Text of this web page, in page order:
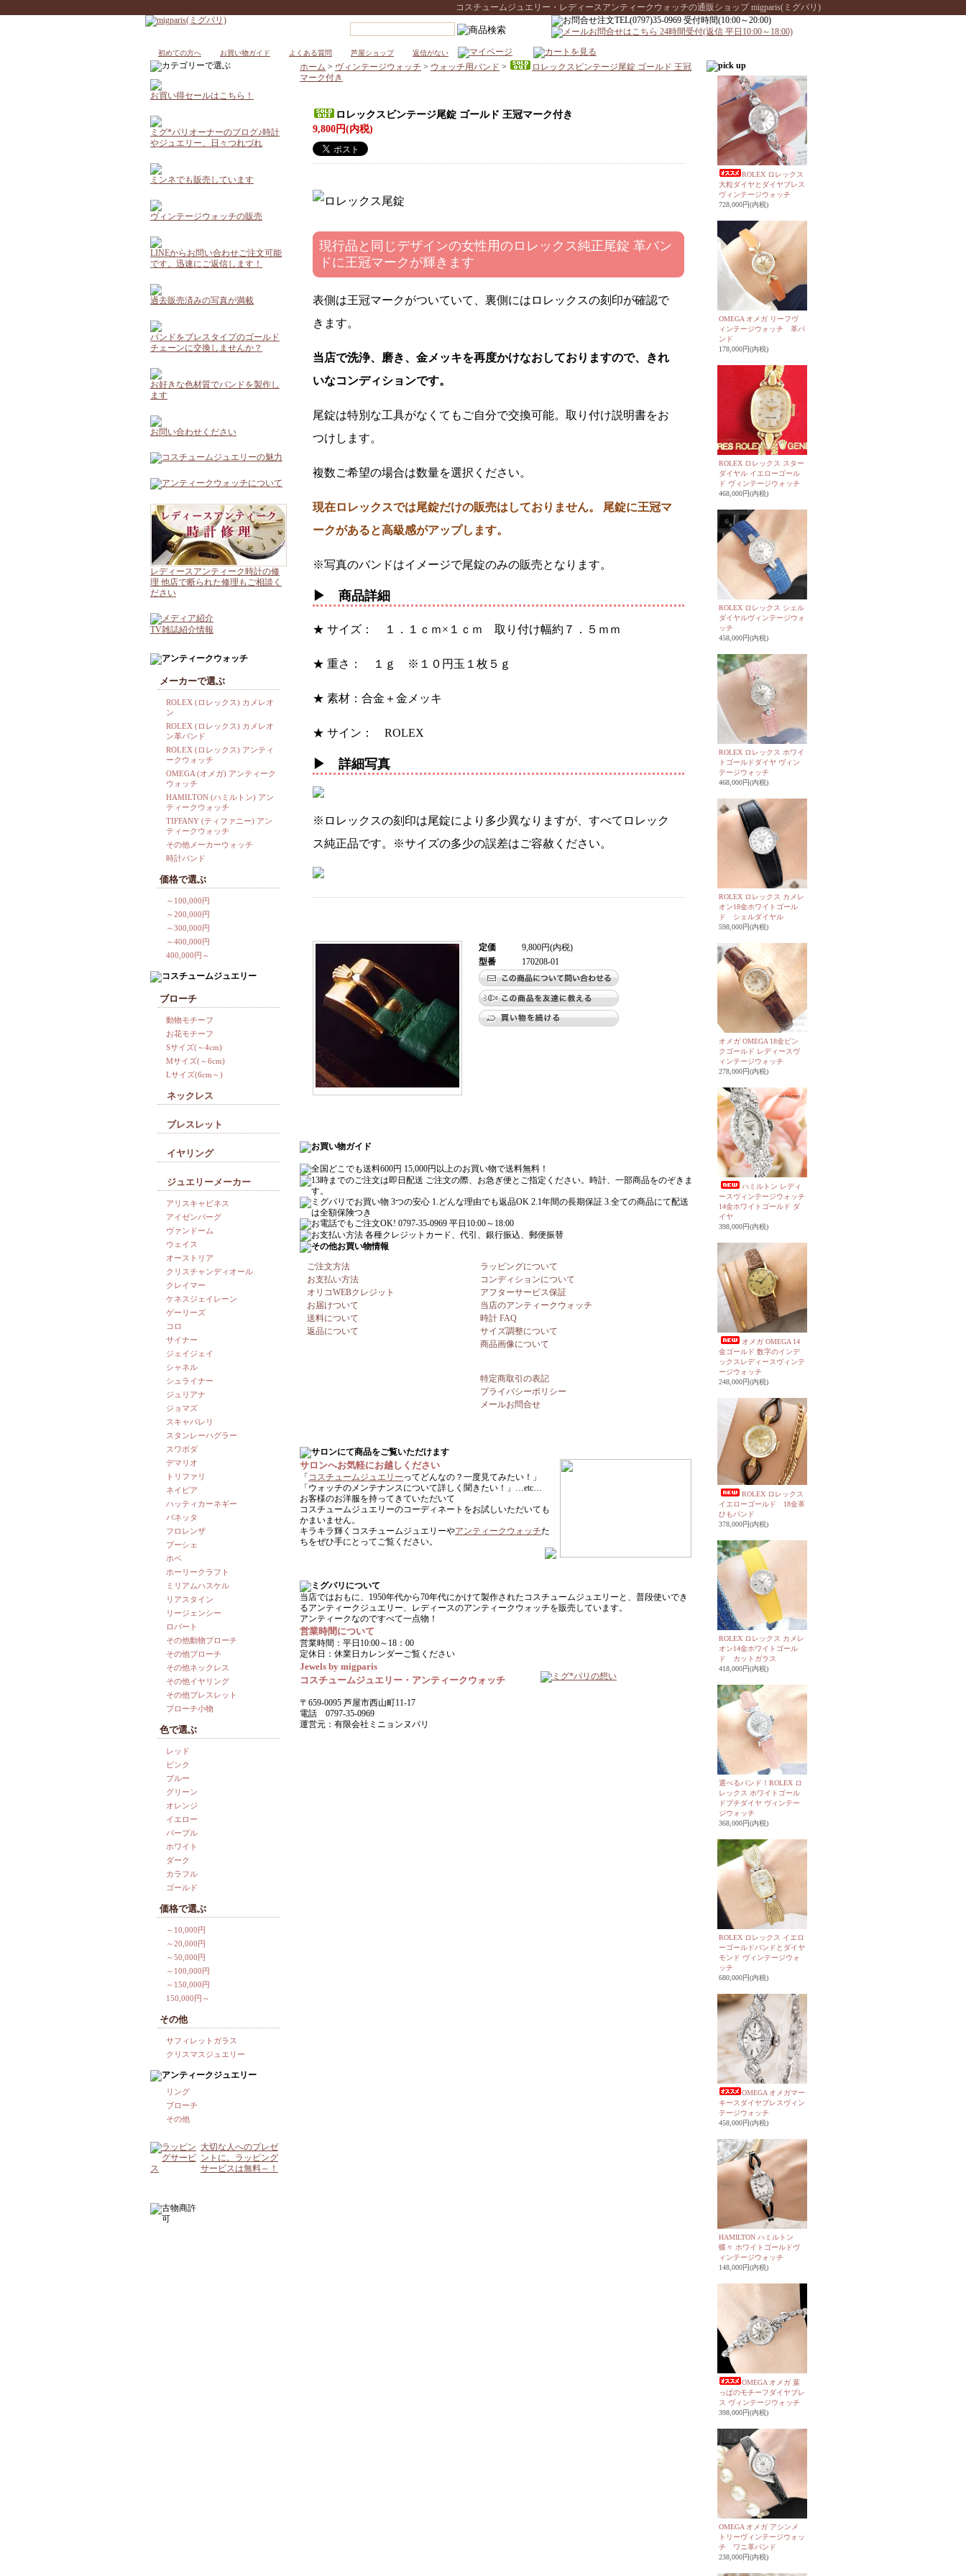
コスチュームジュエリー・レディースアンティークウォッチの通販ショップ migparis(ミグパリ)
初めての方へ お買い物ガイド よくある質問 芦屋ショップ 返信がない
ホーム > ヴィンテージウォッチ > ウォッチ用バンド >
ロレックスビンテージ尾錠 ゴールド 王冠
マーク付き
ロレックスビンテージ尾錠 ゴールド 王冠マーク付き
9,800円(内税)
現行品と同じデザインの女性用のロレックス純正尾錠 革バン
ドに王冠マークが輝きます
表側は王冠マークがついていて、裏側にはロレックスの刻印が確認で
きます。
当店で洗浄、磨き、金メッキを再度かけなおしておりますので、きれ
いなコンディションです。
尾錠は特別な工具がなくてもご自分で交換可能。取り付け説明書をお
つけします。
複数ご希望の場合は数量を選択ください。
現在ロレックスでは尾錠だけの販売はしておりません。 尾錠に王冠マ
ークがあると高級感がアップします。
※写真のバンドはイメージで尾錠のみの販売となります。
▶ 商品詳細
★ サイズ： １．１ｃｍ×１ｃｍ 取り付け幅約７．５ｍｍ
★ 重さ： １ｇ ※１０円玉１枚５ｇ
★ 素材：合金＋金メッキ
★ サイン： ROLEX
▶ 詳細写真
※ロレックスの刻印は尾錠により多少異なりますが、すべてロレック
ス純正品です。※サイズの多少の誤差はご容赦ください。
定価
9,800円(内税)
型番
170208-01
ご注文方法
お支払い方法
オリコWEBクレジット
お届けついて
送料について
返品について
ラッピングについて
コンディションについて
アフターサービス保証
当店のアンティークウォッチ
時計 FAQ
サイズ調整について
商品画像について
特定商取引の表記
プライバシーポリシー
メールお問合せ
サロンへお気軽にお越しください
「 コスチュームジュエリーってどんなの？一度見てみたい！」
「ウォッチのメンテナンスについて詳しく聞きたい！」…etc…
お客様のお洋服を持ってきていただいて
コスチュームジュエリーのコーディネートをお試しいただいても
かまいません。
キラキラ輝くコスチュームジュエリーやアンティークウォッチた
ちをぜひ手にとってご覧ください。
当店ではおもに、1950年代から70年代にかけて製作されたコスチュームジュエリーと、普段使いでき
るアンティークジュエリー、レディースのアンティークウォッチを販売しています。
アンティークなのですべて一点物！
営業時間について
営業時間：平日10:00～18：00
定休日：休業日カレンダーご覧ください
Jewels by migparis
コスチュームジュエリー・アンティークウォッチ
〒659-0095 芦屋市西山町11-17
電話 0797-35-0969
運営元：有限会社ミニョンヌパリ
お買い得セールはこちら！
ミグ*パリオーナーのブログ♪時計
やジュエリー、日々つれづれ
ミンネでも販売しています
ヴィンテージウォッチの販売
LINEからお問い合わせご注文可能
です。迅速にご返信します！
過去販売済みの写真が満載
バンドをブレスタイプのゴールド
チェーンに交換しませんか？
お好きな色材質でバンドを製作し
ます
お問い合わせください
レディースアンティーク時計の修
理 他店で断られた修理もご相談く
ださい
TV雑誌紹介情報
メーカーで選ぶ
ROLEX (ロレックス) カメレオ
ン
ROLEX (ロレックス) カメレオ
ン革バンド
ROLEX (ロレックス) アンティ
ークウォッチ
OMEGA (オメガ) アンティーク
ウォッチ
HAMILTON (ハミルトン) アン
ティークウォッチ
TIFFANY (ティファニー) アン
ティークウォッチ
その他メーカーウォッチ
時計バンド
価格で選ぶ
～100,000円
～200,000円
～300,000円
～400,000円
400,000円～
ブローチ
動物モチーフ
お花モチーフ
Sサイズ(～4cm)
Mサイズ(～6cm)
Lサイズ(6cm～)
ネックレス
ブレスレット
イヤリング
ジュエリーメーカー
アリスキャビネス
アイゼンバーグ
ヴァンドーム
ウェイス
オーストリア
クリスチャンディオール
クレイマー
ケネスジェイレーン
ゲーリーズ
コロ
サイナー
ジェイジェイ
シャネル
シュライナー
ジュリアナ
ジョマズ
スキャパレリ
スタンレーハグラー
スワボダ
デマリオ
トリファリ
ネイピア
ハッティカーネギー
パネッタ
フロレンザ
ブーシェ
ホベ
ホーリークラフト
ミリアムハスケル
リアスタイン
リージェンシー
ロバート
その他動物ブローチ
その他ブローチ
その他ネックレス
その他イヤリング
その他ブレスレット
ブローチ小物
色で選ぶ
レッド
ピンク
ブルー
グリーン
オレンジ
イエロー
パープル
ホワイト
ダーク
カラフル
ゴールド
価格で選ぶ
～10,000円
～20,000円
～50,000円
～100,000円
～150,000円
150,000円～
その他
サフィレットガラス
クリスマスジュエリー
リング
ブローチ
その他
大切な人へのプレゼ
ントに。ラッピング
サービスは無料～！
ROLEX ロレックス
大粒ダイヤとダイヤブレス
ヴィンテージウォッチ
728,000円(内税)
OMEGA オメガ リーフヴ
ィンテージウォッチ 革バ
ンド
178,000円(内税)
ROLEX ロレックス スター
ダイヤル イエローゴール
ド ヴィンテージウォッチ
468,000円(内税)
ROLEX ロレックス シェル
ダイヤルヴィンテージウォ
ッチ
458,000円(内税)
ROLEX ロレックス ホワイ
トゴールドダイヤ ヴィン
テージウォッチ
468,000円(内税)
ROLEX ロレックス カメレ
オン18金ホワイトゴール
ド シェルダイヤル
598,000円(内税)
オメガ OMEGA 18金ピン
クゴールド レディースヴ
ィンテージウォッチ
278,000円(内税)
ハミルトン レディ
ースヴィンテージウォッチ
14金ホワイトゴールド ダ
イヤ
398,000円(内税)
オメガ OMEGA 14
金ゴールド 数字のインデ
ックスレディースヴィンテ
ージウォッチ
248,000円(内税)
ROLEX ロレックス
イエローゴールド 18金革
ひもバンド
378,000円(内税)
ROLEX ロレックス カメレ
オン14金ホワイトゴール
ド カットガラス
418,000円(内税)
選べるバンド！ROLEX ロ
レックス ホワイトゴール
ドプチダイヤ ヴィンテー
ジウォッチ
368,000円(内税)
ROLEX ロレックス イエロ
ーゴールドバンドとダイヤ
モンド ヴィンテージウォ
ッチ
680,000円(内税)
OMEGA オメガマー
キースダイヤブレスヴィン
テージウォッチ
458,000円(内税)
HAMILTON ハミルトン
蝶々 ホワイトゴールドヴ
ィンテージウォッチ
148,000円(内税)
OMEGA オメガ 葉
っぱのモチーフダイヤブレ
ス ヴィンテージウォッチ
398,000円(内税)
OMEGA オメガ アシンメ
トリーヴィンテージウォッ
チ ワニ革バンド
238,000円(内税)